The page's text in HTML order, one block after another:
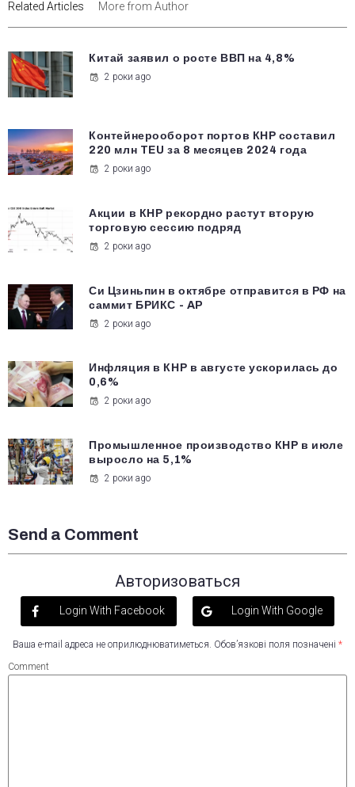
Related Articles More from Author
Китай заявил о росте ВВП на 4,8%
2 роки ago
Контейнерооборот портов КНР составил
220 млн TEU за 8 месяцев 2024 года
2 роки ago
Акции в КНР рекордно растут вторую
торговую сессию подряд
2 роки ago
Си Цзиньпин в октябре отправится в РФ на
саммит БРИКС - AP
2 роки ago
Инфляция в КНР в августе ускорилась до
0,6%
2 роки ago
Промышленное производство КНР в июле
выросло на 5,1%
2 роки ago
Send a Comment
Авторизоваться
Login With Facebook Login With Google
Ваша e-mail адреса не оприлюднюватиметься. Обов’язкові поля позначені *
Comment